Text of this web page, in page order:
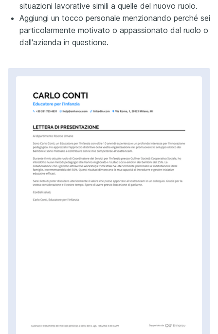
situazioni lavorative simili a quelle del nuovo ruolo.
Aggiungi un tocco personale menzionando perché sei
particolarmente motivato o appassionato dal ruolo o
dall'azienda in questione.